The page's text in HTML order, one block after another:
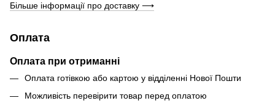
Більше інформації про доставку ⟶
Оплата
Оплата при отриманні
Оплата готівкою або картою у відділенні Нової Пошти
Можливість перевірити товар перед оплатою